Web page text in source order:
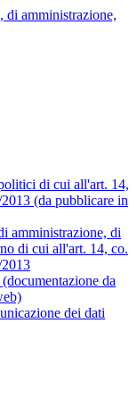
amministrazione,
di cui all'art. 14,
(da pubblicare in
amministrazione, di
di cui all'art. 14, co.
da
dei dati